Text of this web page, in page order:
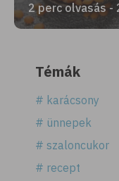
2 perc olvasás -
Témák
# karácsony
# ünnepek
# szaloncukor
# recept